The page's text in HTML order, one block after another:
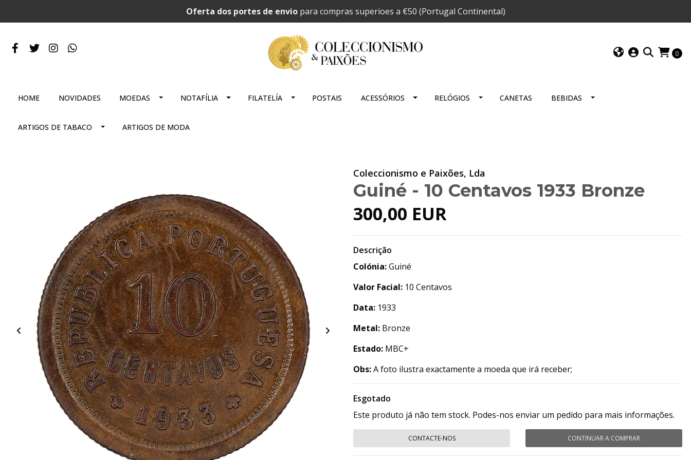
Oferta dos portes de enviopara compras superioes a €50 (Portugal Continental)
0
HOME NOVIDADES MOEDAS NOTAFÍLIA FILATELÍA POSTAIS ACESSÓRIOS RELÓGIOS CANETAS BEBIDAS
ARTIGOS DE TABACO ARTIGOS DE MODA
Coleccionismo e Paixões, Lda
Guiné - 10 Centavos 1933 Bronze
300,00 EUR
Descrição
Colónia:Guiné
Valor Facial: 10 Centavos
Data: 1933
Metal: Bronze
Estado: MBC+
Obs:A foto ilustra exactamente a moeda que irá receber;
Esgotado
Este produto já não tem stock. Podes-nos enviar um pedido para mais informações.
CONTACTE-NOS CONTINUAR A COMPRAR